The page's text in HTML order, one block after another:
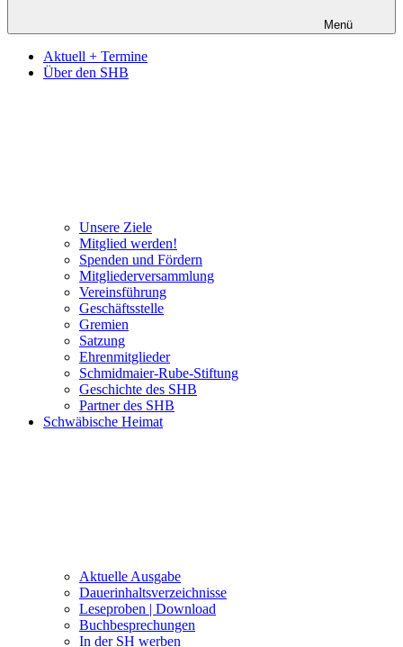
Menü
Aktuell + Termine
Über den SHB
Unsere Ziele
Mitglied werden!
Spenden und Fördern
Mitgliederversammlung
Vereinsführung
Geschäftsstelle
Gremien
Satzung
Ehrenmitglieder
Schmidmaier-Rube-Stiftung
Geschichte des SHB
Partner des SHB
Schwäbische Heimat
Aktuelle Ausgabe
Dauerinhaltsverzeichnisse
Leseproben | Download
Buchbesprechungen
In der SH werben